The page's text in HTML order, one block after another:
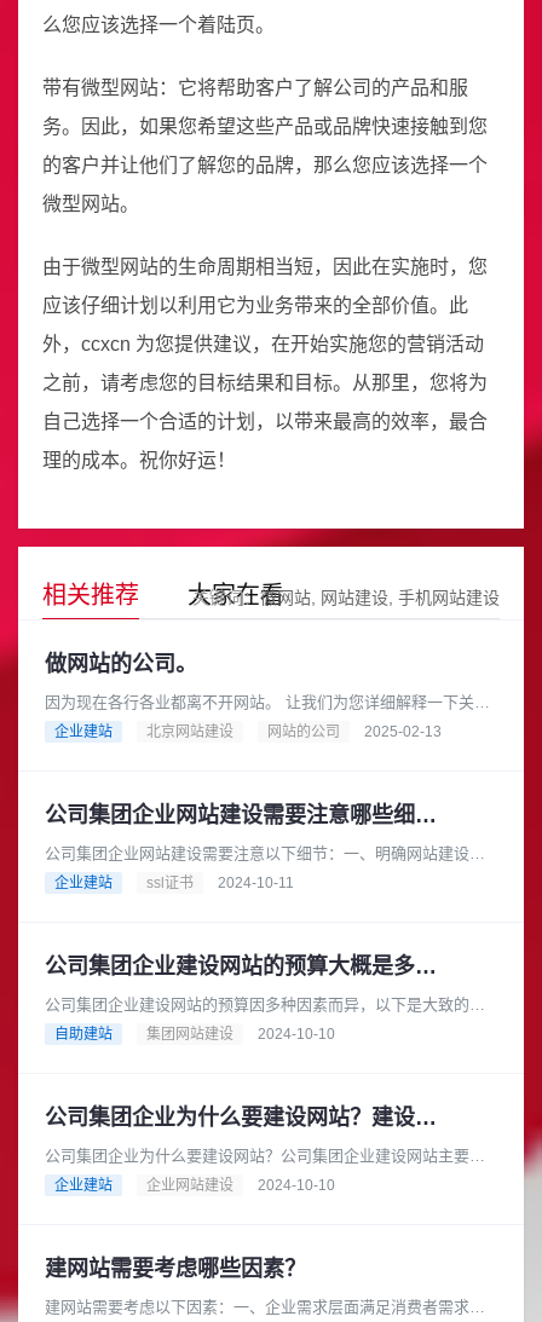
么您应该选择一个着陆页。
带有微型网站：它将帮助客户了解公司的产品和服
务。因此，如果您希望这些产品或品牌快速接触到您
的客户并让他们了解您的品牌，那么您应该选择一个
微型网站。
由于微型网站的生命周期相当短，因此在实施时，您
应该仔细计划以利用它为业务带来的全部价值。此
外，ccxcn 为您提供建议，在开始实施您的营销活动
之前，请考虑您的目标结果和目标。从那里，您将为
自己选择一个合适的计划，以带来最高的效率，最合
理的成本。祝你好运！
相关推荐 大家在看
关键词：微网站 网站建设 手机网站建设
做网站的公司。
因为现在各行各业都离不开网站。 让我们为您详细解释一下关于
“做网站的公司”这个概念，以及您可以如何选择合适的公司来帮您
企业建站 北京网站建设 网站的公司 2025-02-13
公司集团企业网站建设需要注意哪些细节？
公司集团企业网站建设需要注意以下细节：一、明确网站建设目
标在建设网站之前，公司集团企业应明确网站的建设目标。例
企业建站 ssl证书 2024-10-11
公司集团企业建设网站的预算大概是多少？
公司集团企业建设网站的预算因多种因素而异，以下是大致的预
算范围：基础型网站预算范围：如果选择模板建站，费用可能在
自助建站 集团网站建设 2024-10-10
公司集团企业为什么要建设网站？建设网站的流程是怎样的？
公司集团企业为什么要建设网站？公司集团企业建设网站主要有
以下几个重要原因：在当今互联网时代，消费者从产品研究到查
企业建站 企业网站建设 2024-10-10
建网站需要考虑哪些因素？
建网站需要考虑以下因素：一、企业需求层面满足消费者需求：